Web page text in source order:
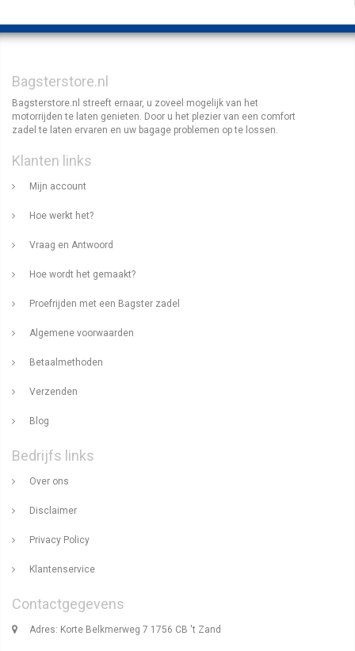
Bagsterstore.nl
Bagsterstore.nl streeft ernaar, u zoveel mogelijk van het
motorrijden te laten genieten. Door u het plezier van een comfort
zadel te laten ervaren en uw bagage problemen op te lossen.
Klanten links
Mijn account
Hoe werkt het?
Vraag en Antwoord
Hoe wordt het gemaakt?
Proefrijden met een Bagster zadel
Algemene voorwaarden
Betaalmethoden
Verzenden
Blog
Bedrijfs links
Over ons
Disclaimer
Privacy Policy
Klantenservice
Contactgegevens
Adres: Korte Belkmerweg 7 1756 CB 't Zand